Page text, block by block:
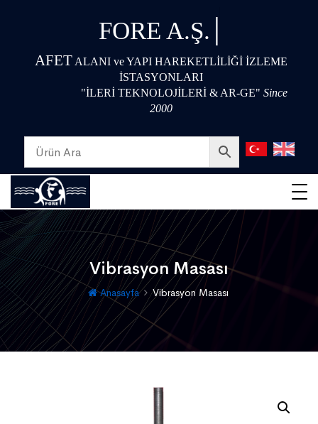
FORE A.Ş. |
AFETALANI ve YAPI HAREKETLİLİĞİ İZLEME
İSTASYONLARI
"İLERİ TEKNOLOJİLERİ & AR-GE" Since
2000
Vibrasyon Masası
Anasayfa Vibrasyon Masası